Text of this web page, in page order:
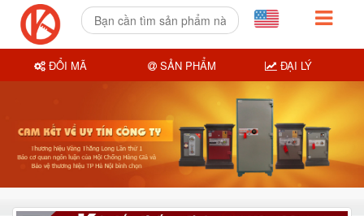
ĐỔI MÃ SẢN PHẨM ĐẠI LÝ